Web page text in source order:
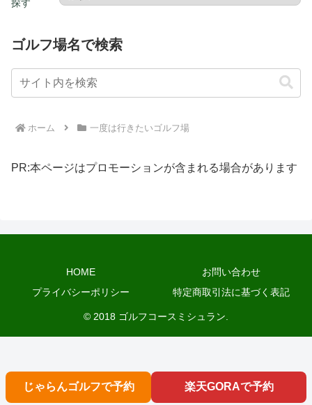
探す
ゴルフ場名で検索
ホーム 一度は行きたいゴルフ場
PR:本ページはプロモーションが含まれる場合があります
HOME
お問い合わせ
プライバシーポリシー
特定商取引法に基づく表記
© 2018 ゴルフコースミシュラン.
楽天GORAで予約
じゃらんゴルフで予約